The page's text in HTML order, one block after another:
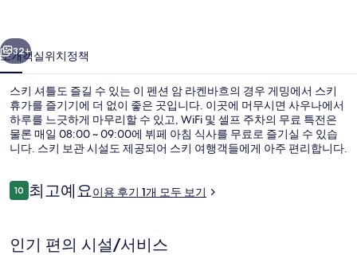
의
사
진
갤
러
리
32+
소개객실위치정책
스키 셔틀도 즐길 수 있는 이 펜션 암 라켄바흐의 경우 게밍에서 스키
휴가를 즐기기에 더 없이 좋은 곳입니다. 이곳에 머무시면 사우나에서
하루를 느긋하게 마무리할 수 있고, WiFi 및 셀프 주차의 무료 특전은
물론 매일 08:00 ~ 09:00에 뷔페 아침 식사를 무료로 즐기실 수 있습
니다. 스키 보관 시설도 제공되어 스키 여행객들에게 아주 편리합니다.
이
용
기
1010점 만점 중 10점.
최고예요이용 후기 1개 모두 보기
인기 편의 시설/서비스